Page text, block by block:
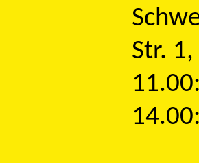
Str.